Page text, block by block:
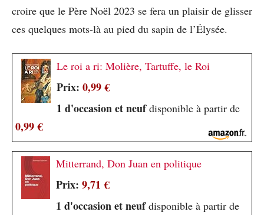
croire que le Père Noël 2023 se fera un plaisir de glisser
ces quelques mots-là au pied du sapin de l’Élysée.
Le roi a ri: Molière, Tartuffe, le Roi
Prix: 0,99 €
1 d'occasion et neufdisponible à partir de
0,99 €
Mitterrand, Don Juan en politique
Prix: 9,71 €
1 d'occasion et neufdisponible à partir de